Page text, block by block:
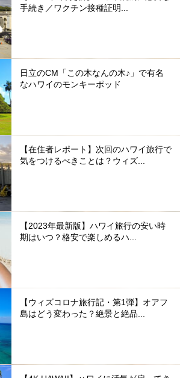
手続き／ワクチン接種証明...
日立のCM「この木なんの木♪」で有名
なハワイのモンキーポッド
【在住者レポート】次回のハワイ旅行で
気をつけるべきことは？ウィズ...
【2023年最新版】ハワイ旅行の安い時
期はいつ？格安で楽しめるハ...
【ウィズコロナ旅行記・第1弾】オアフ
島はどう変わった？絶景と絶品...